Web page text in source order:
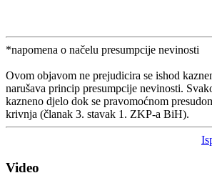
*napomena o načelu presumpcije nevinosti
Ovom objavom ne prejudicira se ishod
narušava princip presumpcije nevinosti.
kazneno djelo dok se pravomoćnom
krivnja (članak 3. stavak 1. ZKP-a BiH).
Video